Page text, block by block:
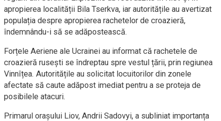
apropierea localității Bila Tserkva, iar autoritățile au avertizat
populația despre apropierea rachetelor de croazieră,
îndemnându-i să se adăpostească.
Forțele Aeriene ale Ucrainei au informat că rachetele de
croazieră rusești se îndreptau spre vestul țării, prin regiunea
Vinnîțea. Autoritățile au solicitat locuitorilor din zonele
afectate să caute adăpost imediat pentru a se proteja de
posibilele atacuri.
Primarul orașului Liov, Andrii Sadovyi, a subliniat importanța